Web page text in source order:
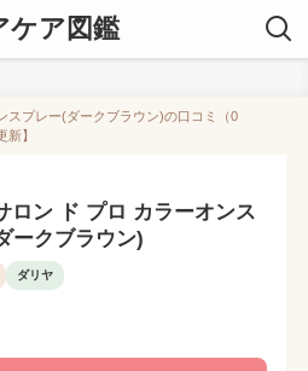
ケア図鑑
スプレー(ダークブラウン)の口コミ（0
】
ロン ド プロ カラーオンス
ークブラウン)
ダリヤ